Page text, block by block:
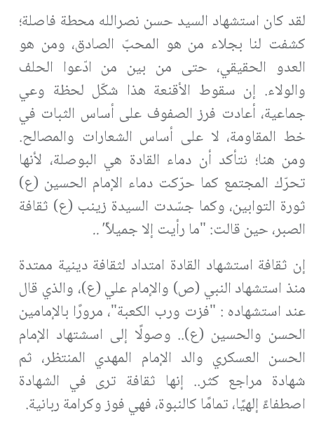
لقد كان استشهاد السيد حسن نصرالله محطة فاصلة؛
كشفت لنا بجلاء من هو المحبّ الصادق، ومن هو
العدو الحقيقي، حتى من بين من ادّعوا الحلف
والولاء. إن سقوط الأقنعة هذا شكّل لحظة وعي
جماعية، أعادت فرز الصفوف على أساس الثبات في
خط المقاومة، لا على أساس الشعارات والمصالح.
ومن هنا؛ نتأكد أن دماء القادة هي البوصلة، لأنها
تحرّك المجتمع كما حرّكت دماء الإمام الحسين (ع)
ثورة التوابين، وكما جسّدت السيدة زينب (ع) ثقافة
الصبر، حين قالت: "ما رأيت إلا جميلاً"..
إن ثقافة استشهاد القادة امتداد لثقافة دينية ممتدة
منذ استشهاد النبي (ص) والإمام علي (ع)، والذي قال
عند استشهاده : "فزت ورب الكعبة"، مرورًا بالإمامين
الحسن والحسين (ع).. وصولًا إلى اسشتهاد الإمام
الحسن العسكري والد الإمام المهدي المنتظر، ثم
شهادة مراجع كثر.. إنها ثقافة ترى في الشهادة
اصطفاءً إلهيًا، تمامًا كالنبوة، فهي فوز وكرامة ربانية.